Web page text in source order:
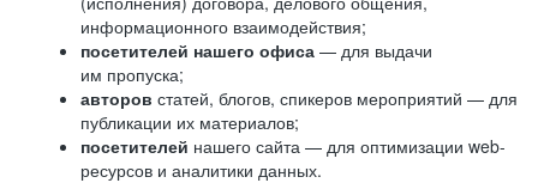
информационного взаимодействия;
посетителей нашего офиса — для выдачи
им пропуска;
авторов статей, блогов, спикеров мероприятий — для
публикации их материалов;
посетителей нашего сайта — для оптимизации web-
ресурсов и аналитики данных.